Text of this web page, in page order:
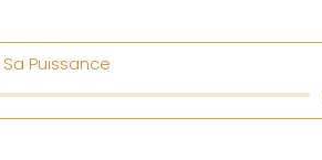
Puissance